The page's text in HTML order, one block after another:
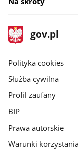
stopka
gov.pl
Strona
gov.pl
gov.pl
Polityka cookies
Służba cywilna
Profil zaufany
BIP
Prawa autorskie
Warunki